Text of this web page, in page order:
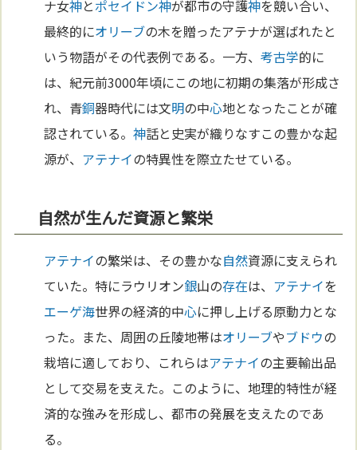
ナ女神とポセイドン神が都市の守護神を競い合い、
最終的にオリーブの木を贈ったアテナが選ばれたと
いう物語がその代表例である。一方、考古学的に
は、紀元前3000年頃にこの地に初期の集落が形成さ
れ、青銅器時代には文明の中心地となったことが確
認されている。神話と史実が織りなすこの豊かな起
源が、 アテナイの特異性を際立たせている。
自然が生んだ資源と繁栄
アテナイの繁栄は、その豊かな自然資源に支えられ
ていた。特にラウリオン銀山の存在は、 アテナイを
エーゲ海世界の経済的中心に押し上げる原動力とな
った。また、周囲の丘陵地帯はオリーブやブドウの
栽培に適しており、これらはアテナイの主要輸出品
として交易を支えた。このように、地理的特性が経
済的な強みを形成し、都市の発展を支えたのであ
る。